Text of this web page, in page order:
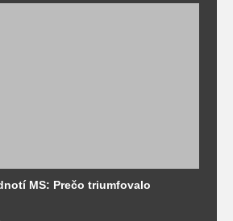
MS: Prečo triumfovalo